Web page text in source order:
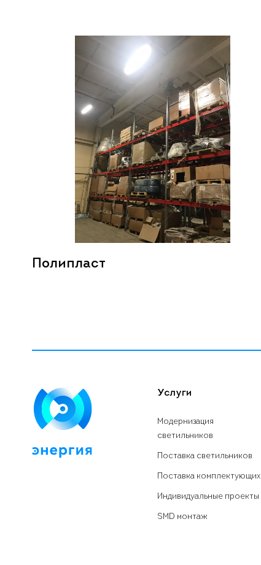
Полипласт
Услуги
Модернизация
светильников
Поставка светильников
Поставка комплектующих
Индивидуальные проекты
SMD монтаж